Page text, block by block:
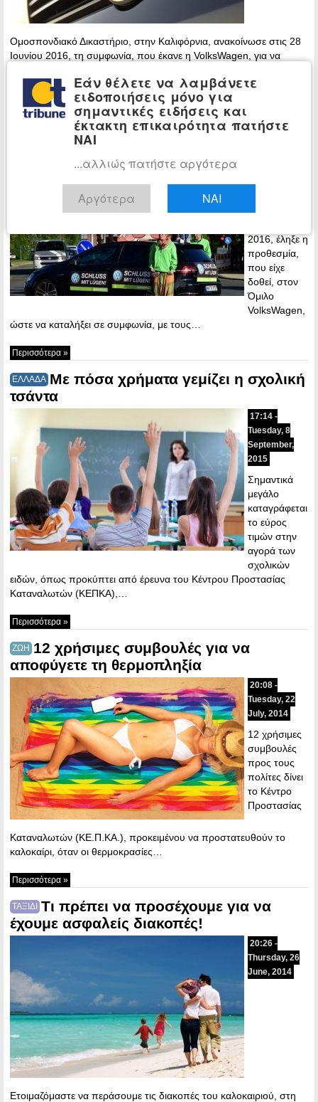
Ομοσπονδιακό Δικαστήριο, στην Καλιφόρνια, ανακοίνωσε στις 28
Ιουνίου 2016, τη συμφωνία, που έκανε η VolksWagen, για να
Περισσότερα »
BEUC: Η VolksWagen εξακολουθεί
να περιφρονεί του καταναλωτές στην Ε.Ε.
Στις 28
2016, έληξε η
προθεσμία,
που είχε
δοθεί, στον
Όμιλο
VolksWagen,
ώστε να καταλήξει σε συμφωνία, με τους…
Περισσότερα »
ΕΛΛΑΔΑ Με πόσα χρήματα γεμίζει η σχολική
τσάντα
17:14 -
Tuesday, 8
September,
2015
Σημαντικά
μεγάλο
καταγράφεται
το εύρος
τιμών στην
αγορά των
σχολικών
ειδών, όπως προκύπτει από έρευνα του Κέντρου Προστασίας
Καταναλωτών (ΚΕΠΚΑ),…
Περισσότερα »
ΖΩΗ 12 χρήσιμες συμβουλές για να
αποφύγετε τη θερμοπληξία
20:08 -
Tuesday, 22
July, 2014
12 χρήσιμες
συμβουλές
προς τους
πολίτες δίνει
το Κέντρο
Προστασίας
Καταναλωτών (ΚΕ.Π.ΚΑ.), προκειμένου να προστατευθούν το
καλοκαίρι, όταν οι θερμοκρασίες…
Περισσότερα »
ΤΑΞΙΔΙ Τι πρέπει να προσέχουμε για να
έχουμε ασφαλείς διακοπές!
20:26 -
Thursday, 26
June, 2014
Ετοιμαζόμαστε να περάσουμε τις διακοπές του καλοκαιριού, στη
Εάν θέλετε να λαμβάνετε
ειδοποιήσεις μόνο για
σημαντικές ειδήσεις και
έκτακτη επικαιρότητα πατήστε
ΝΑΙ
...αλλιώς πατήστε αργότερα
Αργότερα ΝΑΙ